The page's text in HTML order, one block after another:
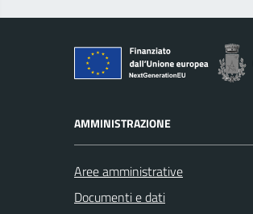
AMMINISTRAZIONE
Aree amministrative
Documenti e dati